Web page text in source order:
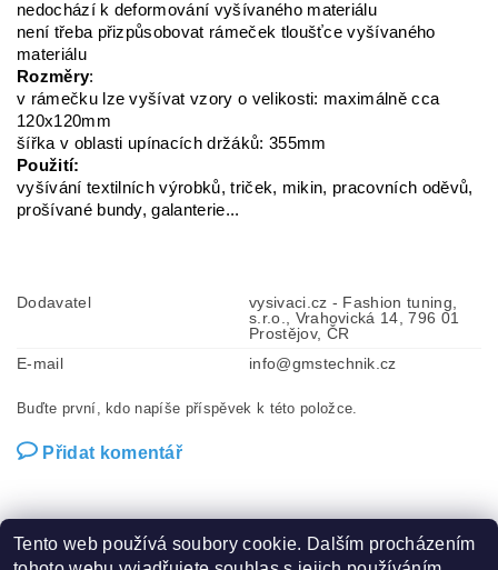
nedochází k deformování vyšívaného materiálu
není třeba přizpůsobovat rámeček tloušťce vyšívaného
materiálu
Rozměry:
v rámečku lze vyšívat vzory o velikosti: maximálně cca
120x120mm
šířka v oblasti upínacích držáků: 355mm
Použití:
vyšívání textilních výrobků, triček, mikin, pracovních oděvů,
prošívané bundy, galanterie...
Dodavatel
vysivaci.cz - Fashion tuning,
s.r.o., Vrahovická 14, 796 01
Prostějov, ČR
E-mail
info@gmstechnik.cz
Buďte první, kdo napíše příspěvek k této položce.
Přidat komentář
Tento web používá soubory cookie. Dalším procházením